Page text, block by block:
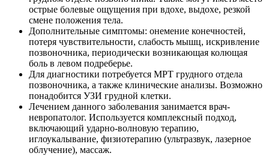
острые болевые ощущения при вдохе, выдохе, резкой
смене положения тела.
Дополнительные симптомы: онемение конечностей,
потеря чувствительности, слабость мышц, искривление
позвоночника, периодически возникающая колющая
боль в левом подреберье.
Для диагностики потребуется МРТ грудного отдела
позвоночника, а также клинические анализы. Возможно
понадобится УЗИ грудной клетки.
Лечением данного заболевания занимается врач-
невропатолог. Используется комплексный подход,
включающий ударно-волновую терапию,
иглоукалывание, физиотерапию (ультразвук, лазерное
облучение), массаж.